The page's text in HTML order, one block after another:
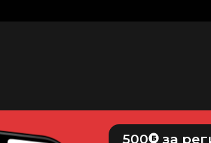
500 за